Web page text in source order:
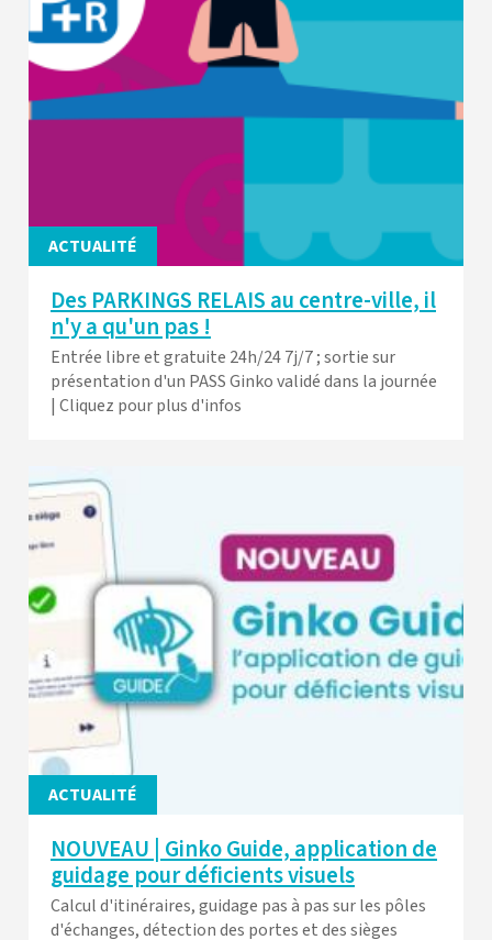
ACTUALITÉ
Des PARKINGS RELAIS au centre-ville, il
n'y a qu'un pas !
Entrée libre et gratuite 24h/24 7j/7 ; sortie sur
présentation d'un PASS Ginko validé dans la journée
| Cliquez pour plus d'infos
ACTUALITÉ
NOUVEAU | Ginko Guide, application de
guidage pour déficients visuels
Calcul d'itinéraires, guidage pas à pas sur les pôles
d'échanges, détection des portes et des sièges